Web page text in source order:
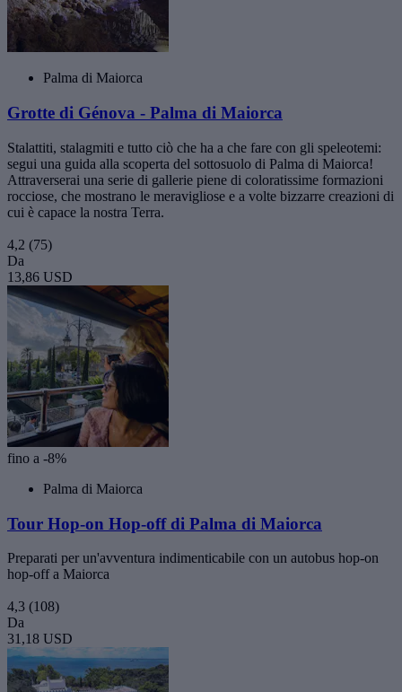
Palma di Maiorca
Grotte di Génova - Palma di Maiorca
Stalattiti, stalagmiti e tutto ciò che ha a che fare con gli speleotemi:
segui una guida alla scoperta del sottosuolo di Palma di Maiorca!
Attraverserai una serie di gallerie piene di coloratissime formazioni
rocciose, che mostrano le meravigliose e a volte bizzarre creazioni di
cui è capace la nostra Terra.
4,2 (75)
Da
13,86 USD
fino a -8%
Palma di Maiorca
Tour Hop-on Hop-off di Palma di Maiorca
Preparati per un'avventura indimenticabile con un autobus hop-on
hop-off a Maiorca
4,3 (108)
Da
31,18 USD